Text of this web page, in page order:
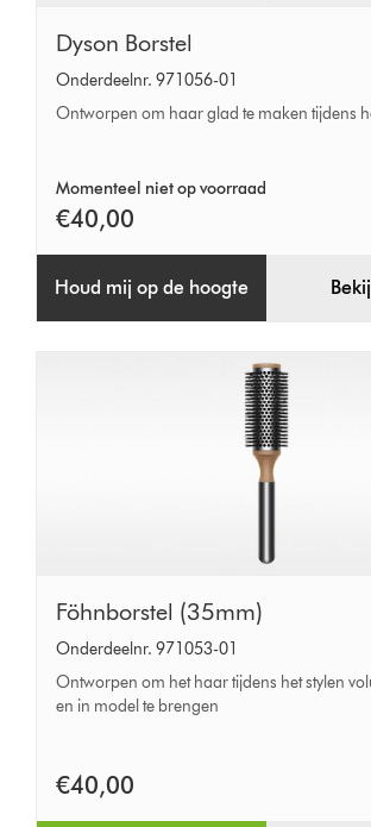
Dyson
Borstel
Dyson Borstel
Onderdeelnr. 971056-01
Ontworpen om haar glad te maken tijdens
Momenteel niet op voorraad
€40,00
Houd mij op de hoogte
Föhnborstel
(35mm)
Föhnborstel (35mm)
Onderdeelnr. 971053-01
Ontworpen om het haar tijdens het stylen
en in model te brengen
€40,00